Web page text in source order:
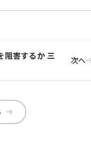
次へ
阻害するか 三